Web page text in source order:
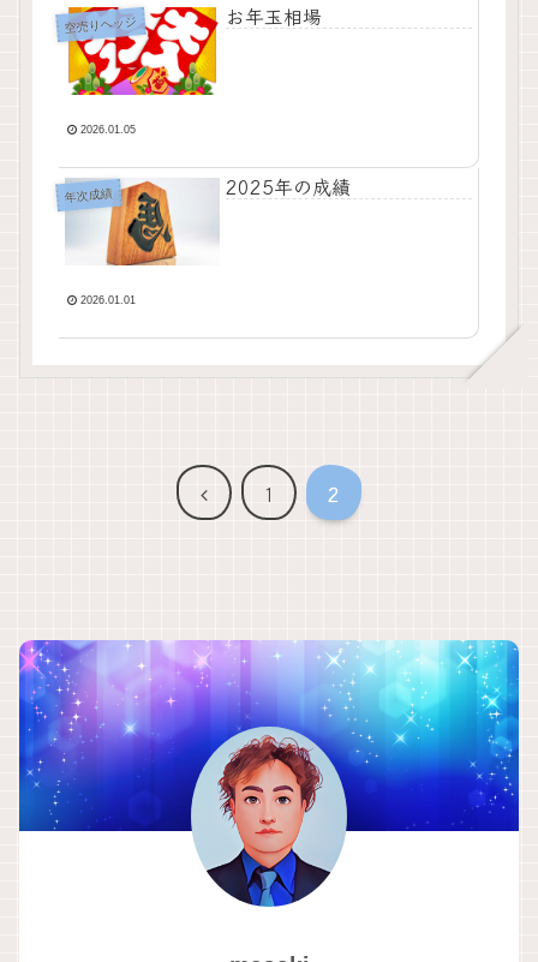
空売りヘッジ お年玉相場
2026.01.05
年次成績 2025年の成績
2026.01.01
前
1 2